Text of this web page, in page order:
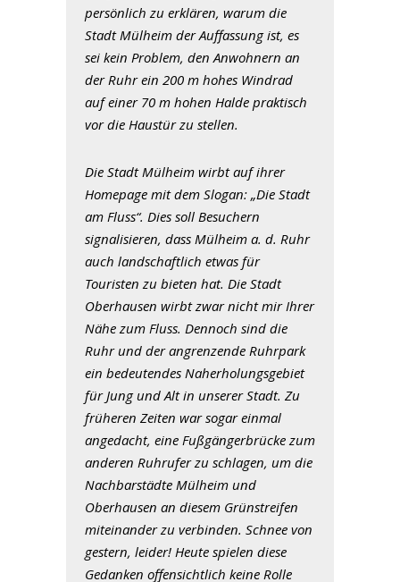
persönlich zu erklären, warum die
Stadt Mülheim der Auffassung ist, es
sei kein Problem, den Anwohnern an
der Ruhr ein 200 m hohes Windrad
auf einer 70 m hohen Halde praktisch
vor die Haustür zu stellen.
Die Stadt Mülheim wirbt auf ihrer
Homepage mit dem Slogan: „Die Stadt
am Fluss“. Dies soll Besuchern
signalisieren, dass Mülheim a. d. Ruhr
auch landschaftlich etwas für
Touristen zu bieten hat. Die Stadt
Oberhausen wirbt zwar nicht mir Ihrer
Nähe zum Fluss. Dennoch sind die
Ruhr und der angrenzende Ruhrpark
ein bedeutendes Naherholungsgebiet
für Jung und Alt in unserer Stadt. Zu
früheren Zeiten war sogar einmal
angedacht, eine Fußgängerbrücke zum
anderen Ruhrufer zu schlagen, um die
Nachbarstädte Mülheim und
Oberhausen an diesem Grünstreifen
miteinander zu verbinden. Schnee von
gestern, leider! Heute spielen diese
Gedanken offensichtlich keine Rolle